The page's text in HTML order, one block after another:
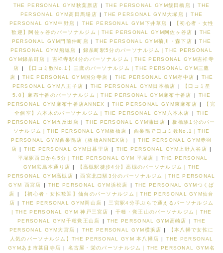
THE PERSONAL GYM秋葉原店
| THE PERSONAL GYM飯田橋店 |
THE
PERSONAL GYM高田馬場店 | THE PERSONAL GYM大塚店 |
THE
PERSONAL GYM中野店 | THE PERSONAL GYM下井草店 |
【初心者・女性
歓迎】阿佐ヶ谷のパーソナルジム｜THE PERSONAL GYM阿佐ヶ谷店 |
THE
PERSONAL GYM門前仲町店 | THE PERSONAL GYM菊川・森下店 |
THE
PERSONAL GYM船堀店
|
錦糸町駅5分のパーソナルジム｜THE PERSONAL
GYM錦糸町店 |
吉祥寺駅4分のパーソナルジム｜THE PERSONAL GYM吉祥寺
店
|
【口コミ数No.1】三鷹のパーソナルジム｜THE PERSONAL GYM三鷹
店 | THE PERSONAL GYM国分寺店 | THE PERSONAL GYM府中店 |
THE
PERSONAL GYM八王子店 | THE PERSONAL GYM日本橋店 |
【口コミ星
5.0】麻布十番のパーソナルジム｜THE PERSONAL GYM麻布十番店
|
THE
PERSONAL GYM麻布十番店ANNEX
| THE PERSONAL GYM東麻布店 |
【完
全個室】六本木のパーソナルジム｜THE PERSONAL GYM六本木店
|
THE
PERSONAL GYM五反田店 | THE PERSONAL GYM蒲田店 |
板橋駅1分のパー
ソナルジム｜THE PERSONAL GYM板橋店 |
西巣鴨で口コミ数No.1｜THE
PERSONAL GYM西巣鴨店（板橋ANNEX店）
|
THE PERSONAL GYM赤羽
店 | THE PERSONAL GYM日暮里店 | THE PERSONAL GYM上野入谷店 |
平塚駅西口から5分｜THE PERSONAL GYM 平塚店
|
THE PERSONAL
GYM広島本通り店 |
【高槻駅徒歩4分】高槻のパーソナルジム｜THE
PERSONAL GYM高槻店 |
西宮北口駅3分のパーソナルジム｜THE PERSONAL
GYM 西宮店
| THE PERSONAL GYM浜松店 |
THE PERSONAL GYMつくば
店
|
【初心者・女性歓迎】仙台のパーソナルジム｜THE PERSONAL GYM仙台
店 | THE PERSONAL GYM岡山店 |
三宮駅4分手ぶらで通えるパーソナルジム
| THE PERSONAL GYM 神戸三宮店
|
千種・覚王山のパーソナルジム｜THE
PERSONAL GYM千種覚王山店
| THE PERSONAL GYM高崎店 |
THE
PERSONAL GYM大宮店 | THE PERSONAL GYM横浜店 |
【本八幡で女性に
人気のパーソナルジム】THE PERSONAL GYM 本八幡店 |
THE PERSONAL
GYMあま市甚目寺店 | 名古屋・栄のパーソナルジム｜THE PERSONAL GYM名